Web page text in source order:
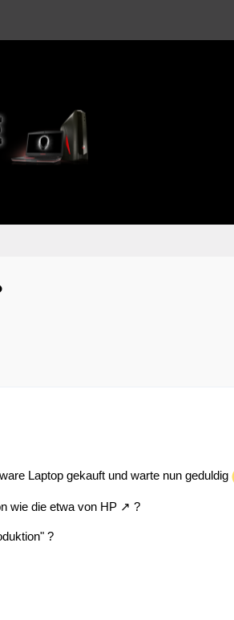
Laptop gekauft und warte nun geduldig
wie die etwa von HP ?
?